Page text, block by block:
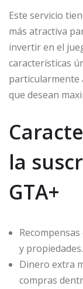
Este servicio
más atractiva
invertir en el
características
particularmente
que desean
la
GTA+
y propiedades.
Dinero extra
compras